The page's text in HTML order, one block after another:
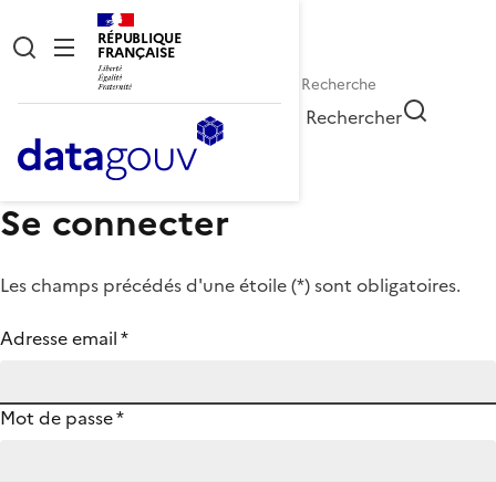
RÉPUBLIQUE
FRANÇAISE
Rechercher
Se connecter
Les champs précédés d'une étoile (*) sont obligatoires.
Adresse email*
Mot de passe*